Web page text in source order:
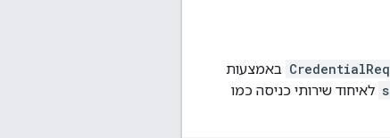
באמצעות
לאיחוד שירותי כניסה כמו